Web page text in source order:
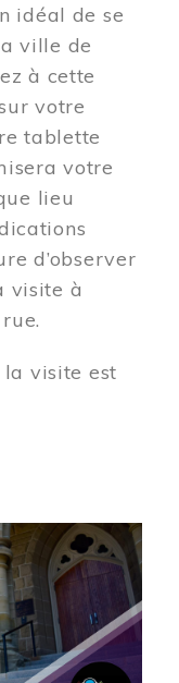
idéal de se
ville de
à cette
votre
tablette
votre
lieu
d’observer
visite à
visite est